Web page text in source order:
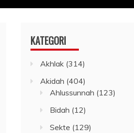
KATEGORI
Akhlak (314)
Akidah (404)
Ahlussunnah (123)
Bidah (12)
Sekte (129)